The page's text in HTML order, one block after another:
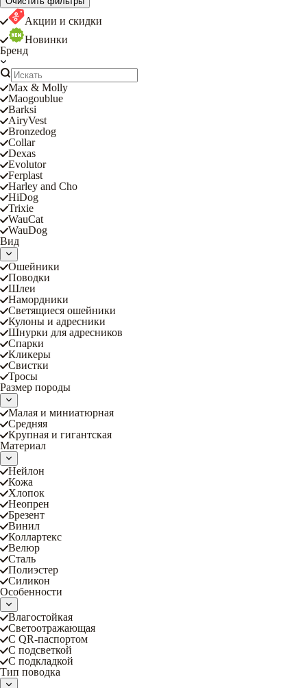
Акции и скидки
Новинки
Бренд
Max & Molly
Maogoublue
Barksi
AiryVest
Bronzedog
Collar
Dexas
Evolutor
Ferplast
Harley and Cho
HiDog
Trixie
WauCat
WauDog
Вид
Ошейники
Поводки
Шлеи
Намордники
Светящиеся ошейники
Кулоны и адресники
Шнурки для адресников
Спарки
Кликеры
Свистки
Тросы
Размер породы
Малая и миниатюрная
Средняя
Крупная и гигантская
Материал
Нейлон
Кожа
Хлопок
Неопрен
Брезент
Винил
Коллартекс
Велюр
Сталь
Полиэстер
Силикон
Особенности
Влагостойкая
Светоотражающая
С QR-паспортом
С подсветкой
С подкладкой
Тип поводка